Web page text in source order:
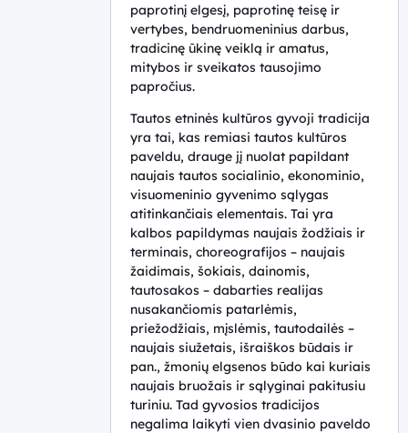
paprotinį elgesį, paprotinę teisę ir
vertybes, bendruomeninius darbus,
tradicinę ūkinę veiklą ir amatus,
mitybos ir sveikatos tausojimo
papročius.
Tautos etninės kultūros gyvoji tradicija
yra tai, kas remiasi tautos kultūros
paveldu, drauge jį nuolat papildant
naujais tautos socialinio, ekonominio,
visuomeninio gyvenimo sąlygas
atitinkančiais elementais. Tai yra
kalbos papildymas naujais žodžiais ir
terminais, choreografijos – naujais
žaidimais, šokiais, dainomis,
tautosakos – dabarties realijas
nusakančiomis patarlėmis,
priežodžiais, mįslėmis, tautodailės –
naujais siužetais, išraiškos būdais ir
pan., žmonių elgsenos būdo kai kuriais
naujais bruožais ir sąlyginai pakitusiu
turiniu. Tad gyvosios tradicijos
negalima laikyti vien dvasinio paveldo